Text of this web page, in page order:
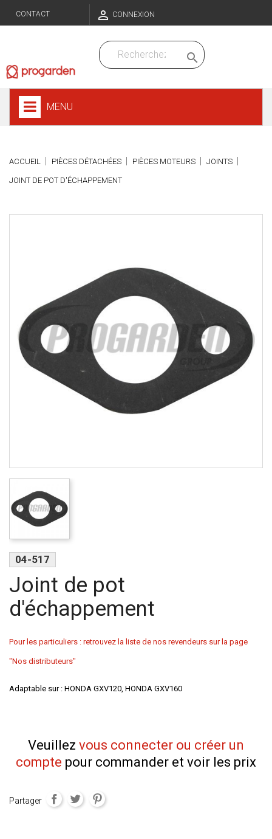
CONTACT  CONNEXION

MENU
ACCUEIL PIÈCES DÉTACHÉES PIÈCES MOTEURS JOINTS
JOINT DE POT D'ÉCHAPPEMENT
04-517
Joint de pot
d'échappement
Pour les particuliers : retrouvez la liste de nos revendeurs sur la page
"Nos distributeurs"
Adaptable sur : HONDA GXV120, HONDA GXV160
Veuillez vous connecter ou créer un
compte pour commander et voir les prix
Partager